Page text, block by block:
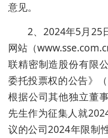
意见。
2、2024年5月25
网站（
联精密制造股份有限
委托投票权的公告》
根据公司其他独立董
先生作为征集人就
议的公司2024年限制